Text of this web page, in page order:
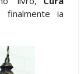
finalmente ia